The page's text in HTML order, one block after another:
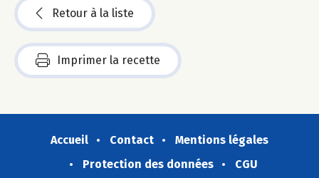
Retour à la liste
Imprimer la recette
Accueil Contact
Mentions légales
Protection des données
CGU